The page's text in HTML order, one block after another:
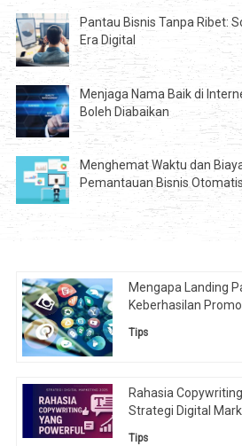
Pantau Bisnis Tanpa Ribet:
Era Digital
Menjaga Nama Baik di
Boleh Diabaikan
Menghemat Waktu dan
Pemantauan Bisnis Otomatis
Mengapa Landing
Keberhasilan
Tips
Rahasia
Strategi Digital
Tips